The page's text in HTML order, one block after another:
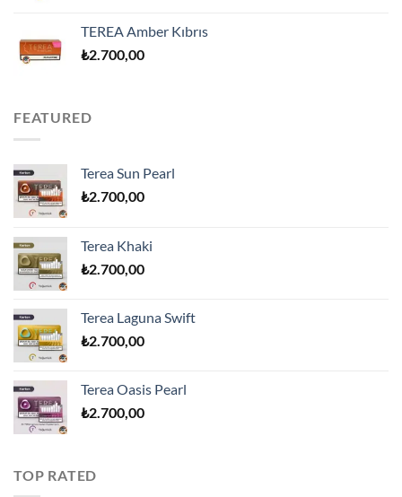
TEREA Amber Kıbrıs
₺2.700,00
FEATURED
Terea Sun Pearl
₺2.700,00
Terea Khaki
₺2.700,00
Terea Laguna Swift
₺2.700,00
Terea Oasis Pearl
₺2.700,00
TOP RATED